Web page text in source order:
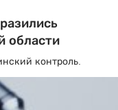
области
контроль.